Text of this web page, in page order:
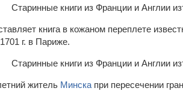
книга в кожаном переплете
г. в Париже.
житель Минска при пересечении